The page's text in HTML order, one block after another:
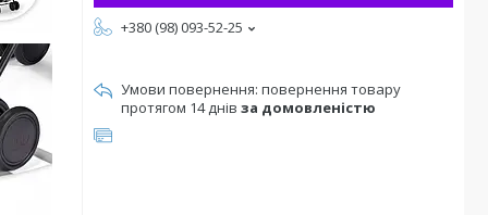
+380 (98) 093-52-25
повернення товару
протягом 14 днів за домовленістю